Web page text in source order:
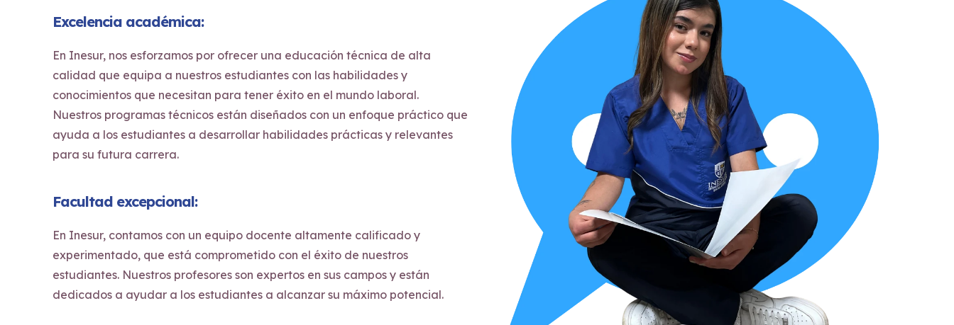
Excelencia académica:
En Inesur, nos esforzamos por ofrecer una educación técnica de alta
calidad que equipa a nuestros estudiantes con las habilidades y
conocimientos que necesitan para tener éxito en el mundo laboral.
Nuestros programas técnicos están diseñados con un enfoque práctico que
ayuda a los estudiantes a desarrollar habilidades prácticas y relevantes
para su futura carrera.
Facultad excepcional:
En Inesur, contamos con un equipo docente altamente calificado y
experimentado, que está comprometido con el éxito de nuestros
estudiantes. Nuestros profesores son expertos en sus campos y están
dedicados a ayudar a los estudiantes a alcanzar su máximo potencial.